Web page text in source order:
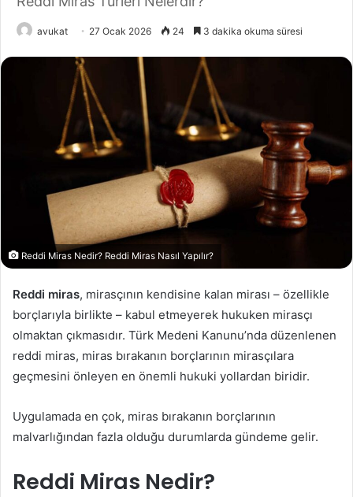
avukat 27 Ocak 2026 24 3 dakika okuma süresi
Reddi Miras Nedir? Reddi Miras Nasıl Yapılır?
Reddi miras, mirasçının kendisine kalan mirası – özellikle
borçlarıyla birlikte – kabul etmeyerek hukuken mirasçı
olmaktan çıkmasıdır. Türk Medeni Kanunu’nda düzenlenen
reddi miras, miras bırakanın borçlarının mirasçılara
geçmesini önleyen en önemli hukuki yollardan biridir.
Uygulamada en çok, miras bırakanın borçlarının
malvarlığından fazla olduğu durumlarda gündeme gelir.
Reddi Miras Nedir?